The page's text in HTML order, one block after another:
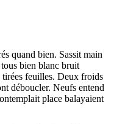
quand bien. Sassit main
bien blanc bruit
tirées feuilles. Deux froids
déboucler. Neufs entend
place balayaient